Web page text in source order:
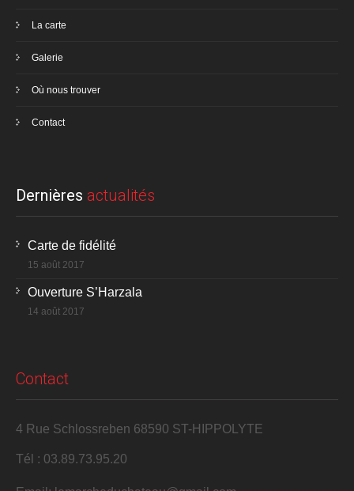
La carte
Galerie
Où nous trouver
Contact
Dernières actualités
Carte de fidélité
15 août 2017
Ouverture S’Harzala
14 août 2017
Contact
4 Rue Schlossreben 68590 ST-HIPPOLYTE
Tél : 03.89.73.95.20